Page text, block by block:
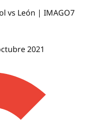
vs León | IMAGO7
2021